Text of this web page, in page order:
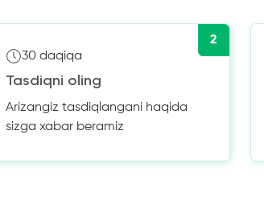
2
30 daqiqa
Tasdiqni oling
Arizangiz tasdiqlangani haqida
sizga xabar beramiz